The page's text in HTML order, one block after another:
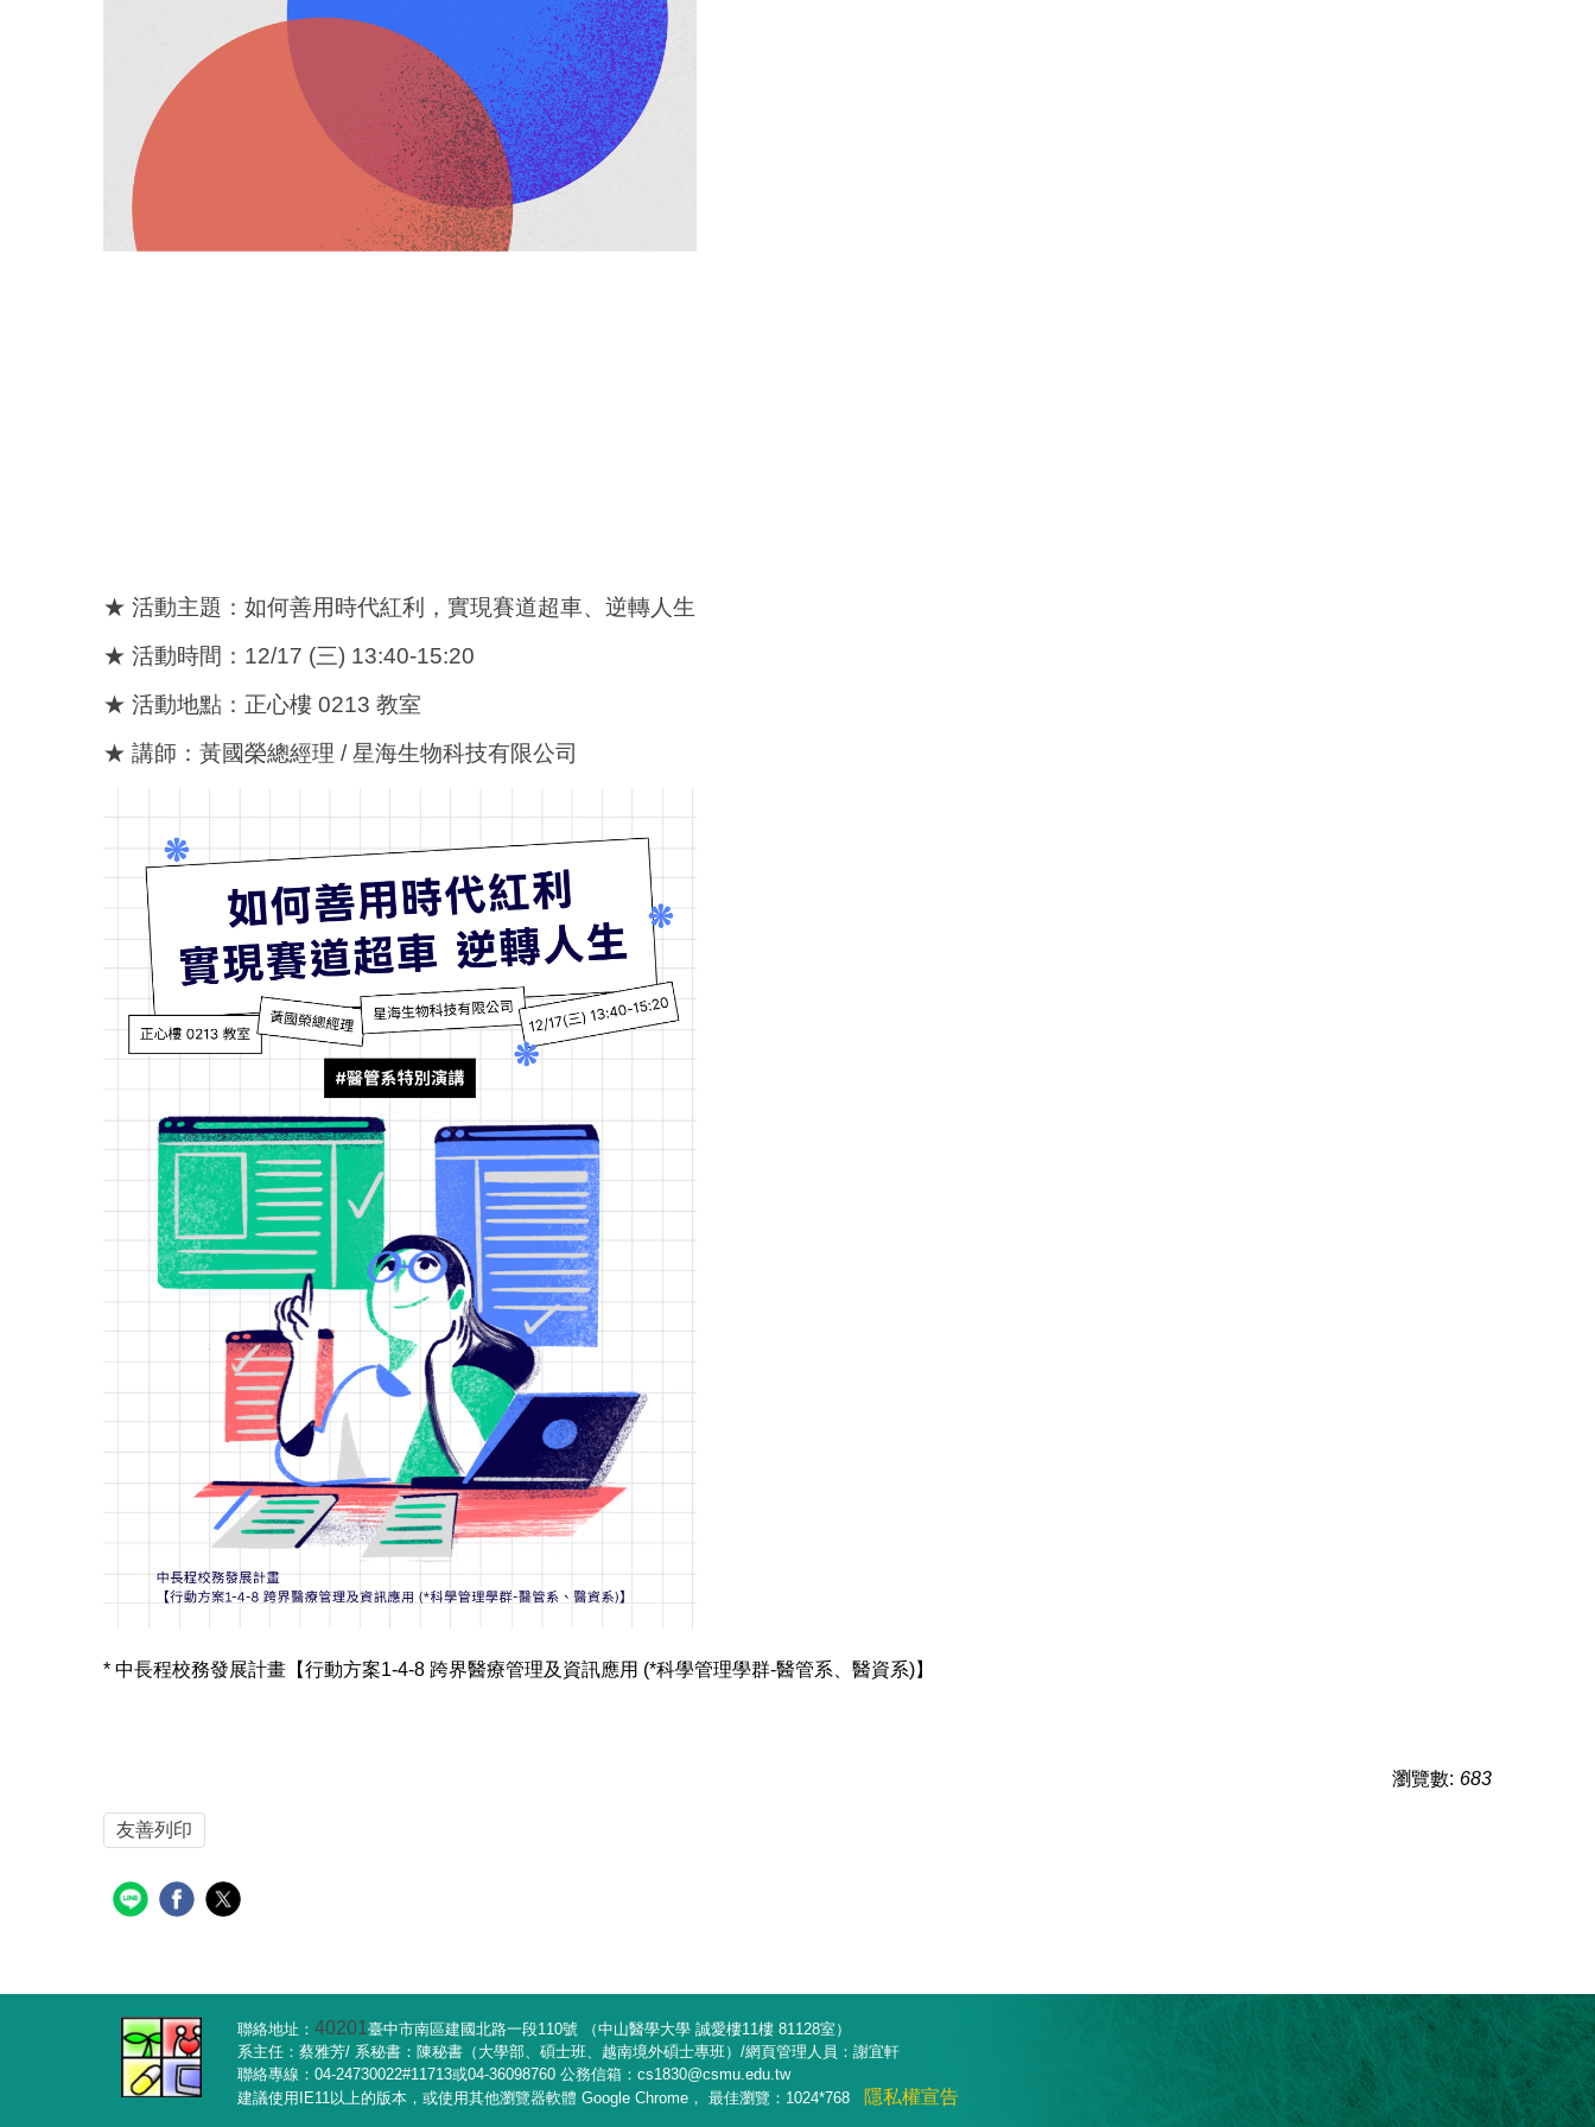
★ 活動主題：如何善用時代紅利，實現賽道超車、逆轉人生
★ 活動時間：12/17 (三) 13:40-15:20
★ 活動地點：正心樓 0213 教室
★ 講師：黃國榮總經理 / 星海生物科技有限公司
* 中長程校務發展計畫【行動方案1-4-8 跨界醫療管理及資訊應用 (*科學管理學群-醫管系、醫資系)】
瀏覽數: 683
友善列印
聯絡地址： 40201 臺中市南區建國北路一段110號 （中山醫學大學 誠愛樓11樓 81128室）
系主任：蔡雅芳/ 系秘書：陳秘書（大學部、碩士班、越南境外碩士專班）/網頁管理人員：謝宜軒
聯絡專線：04-24730022#11713或04-36098760 公務信箱：cs1830@csmu.edu.tw
建議使用IE11以上的版本，或使用其他瀏覽器軟體 Google Chrome， 最佳瀏覽：1024*768
隱私權宣告